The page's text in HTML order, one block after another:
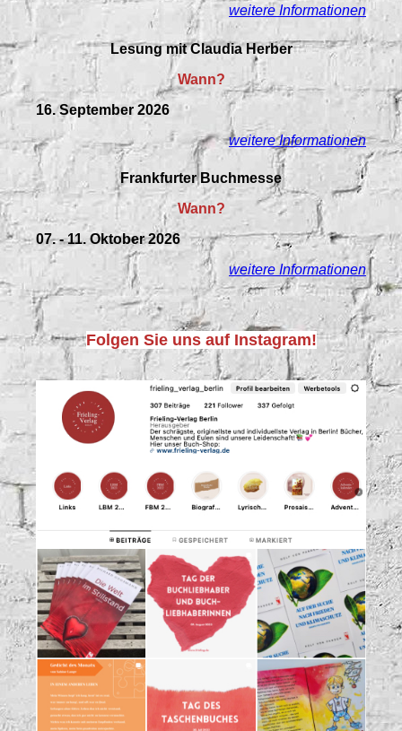
weitere Informationen
Lesung mit Claudia Herber
Wann?
16. September 2026
weitere Informationen
Frankfurter Buchmesse
Wann?
07. - 11. Oktober 2026
weitere Informationen
Folgen Sie uns auf Instagram!